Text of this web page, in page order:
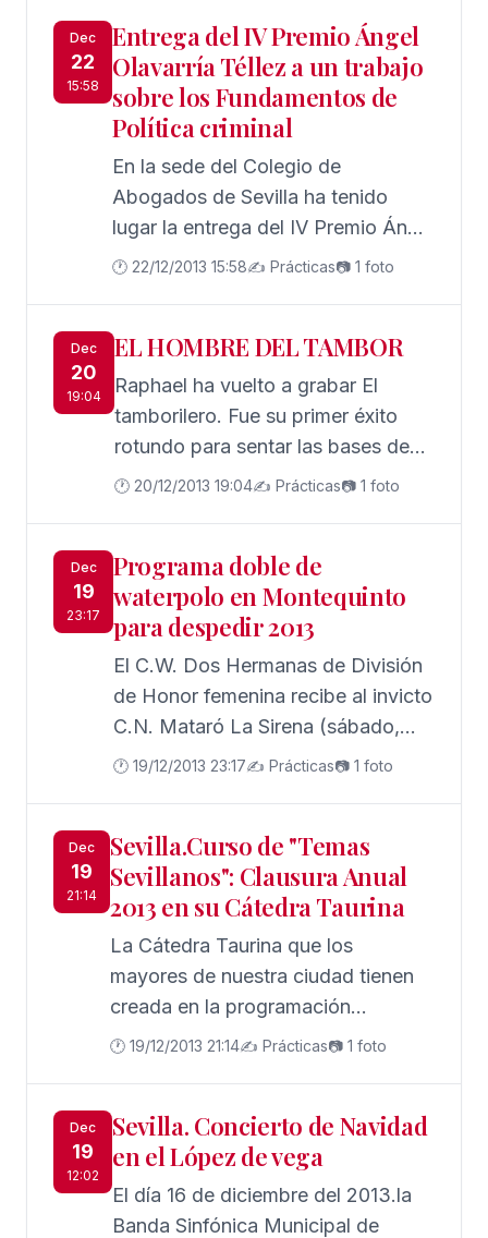
miembros de la Junta de Gobierno
de la institución colegial y los
abogados que actuaron como
padrinos en ese acto.
Dec
22
15:58
Entrega del IV Premio Ángel
Olavarría Téllez a un trabajo
sobre los Fundamentos de
Política criminal
En la sede del Colegio de
Abogados de Sevilla ha tenido
lugar la entrega del IV Premio Ángel
Olavarría Téllez, otorgado por la
correspondido al catedrático de
derecho penal de la Universidad de
Navarra Pablo Sánchez-Ostiz, por
su trabajo titulado "Fundamentos
🕐 22/12/2013 15:58✍️ Prácticas📷 1 foto
Dec
20
19:04
EL HOMBRE DEL TAMBOR
Raphael ha vuelto a grabar El
tamborilero. Fue su primer éxito
rotundo para sentar las bases de
una carrera que dura ya más de
varias intentonas relevantes, pero
no definitivas, como Benidorm, la
estancia parisina con Barclay, la
tourné Noche de Ronda, que el
propio artista recuerda siempre
como la del hambre, y su histórico
🕐 20/12/2013 19:04✍️ Prácticas📷 1 foto
Dec
19
23:17
Programa doble de
waterpolo en Montequinto
para despedir 2013
El C.W. Dos Hermanas de División
de Honor femenina recibe al invicto
C.N. Mataró La Sirena (sábado,
17:00 h). En Segunda Nacional
(15:30 h).
🕐 19/12/2013 23:17✍️ Prácticas📷 1 foto
Dec
19
21:14
Sevilla.Curso de "Temas
Sevillanos": Clausura Anual
2013 en su Cátedra Taurina
La Cátedra Taurina que los
mayores de nuestra ciudad tienen
creada en la programación
académica de su Curso de "Temas
🕐 19/12/2013 21:14✍️ Prácticas📷 1 foto
Dec
19
12:02
Sevilla. Concierto de Navidad
en el López de vega
El día 16 de diciembre del 2013.la
Banda Sinfónica Municipal de